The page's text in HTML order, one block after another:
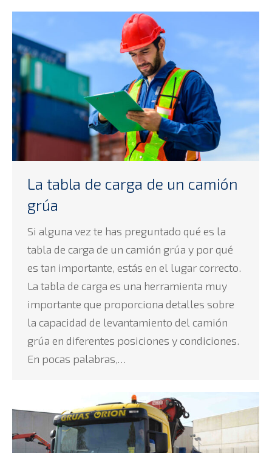
La tabla de carga de un camión
grúa
Si alguna vez te has preguntado qué es la
tabla de carga de un camión grúa y por qué
es tan importante, estás en el lugar correcto.
La tabla de carga es una herramienta muy
importante que proporciona detalles sobre
la capacidad de levantamiento del camión
grúa en diferentes posiciones y condiciones.
En pocas palabras,…